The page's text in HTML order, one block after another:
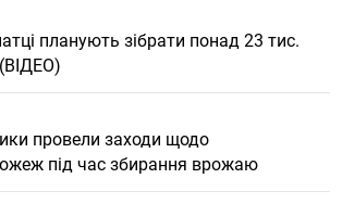
планують зібрати понад 23 тис.
провели заходи щодо
під час збирання врожаю